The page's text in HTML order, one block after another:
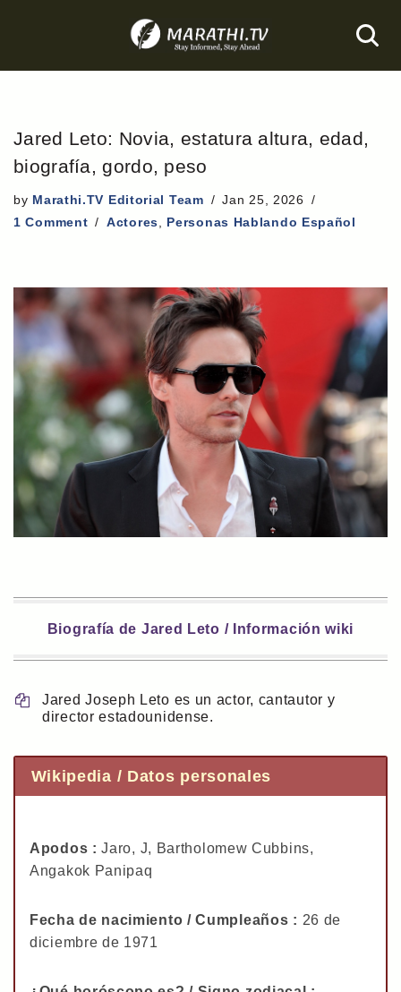
to
Jared Leto: Novia, estatura altura, edad,
biografía, gordo, peso
by Marathi.TV Editorial Team
Jan 25, 2026
1 Comment
Actores Personas Hablando Español
Biografía de Jared Leto / Información wiki
Jared Joseph Leto es un actor, cantautor y
director estadounidense.
Wikipedia / Datos personales
Apodos :Jaro, J, Bartholomew Cubbins,
Angakok Panipaq
Fecha de nacimiento / Cumpleaños : 26 de
diciembre de 1971